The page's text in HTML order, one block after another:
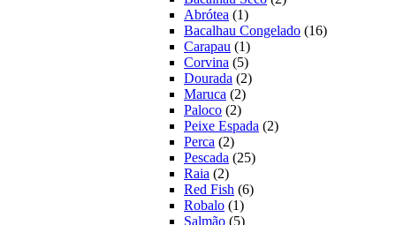
Abrótea 11
produto
Bacalhau Congelado 1616
Carapau 11
produto
Corvina 55
produtos
Dourada 22
Maruca 22
produtos
Paloco 22
produtos
Peixe Espada 22
Perca 22
produtos
Pescada 2525
Raia 22
produtos
Red Fish 66
Robalo 11
produto
Salmão 55